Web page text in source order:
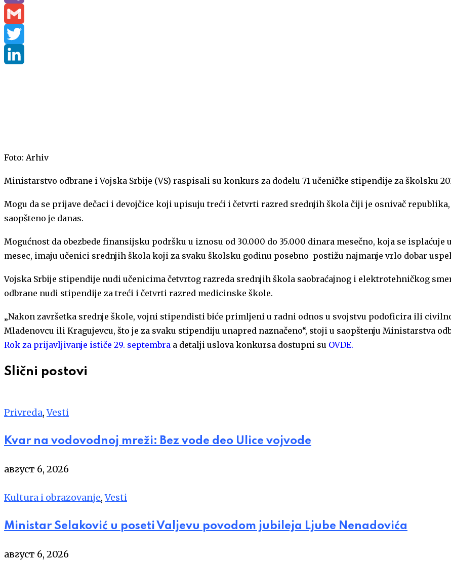
Viber
Gmail
Twitter
Foto: Arhiv
Ministarstvo odbrane i Vojska Srbije (VS) raspisali su konkurs za dodelu 71 učeničke stipendije za školsku
Mogu da se prijave dečaci i devojčice koji upisuju treći i četvrti razred srednjih škola čiji je osnivač
saopšteno je danas.
Mogućnost da obezbede finansijsku podršku u iznosu od 30.000 do 35.000 dinara mesečno, koja se isplaćuje
mesec, imaju učenici srednjih škola koji za svaku školsku godinu posebno postižu najmanje vrlo dobar
Vojska Srbije stipendije nudi učenicima četvrtog razreda srednjih škola saobraćajnog i elektrotehničkog
odbrane nudi stipendije za treći i četvrti razred medicinske škole.
„Nakon završetka srednje škole, vojni stipendisti biće primljeni u radni odnos u svojstvu podoficira ili
Mladenovcu ili Kragujevcu, što je za svaku stipendiju unapred naznačeno“, stoji u saopštenju Ministarstva
Rok za prijavljivanje ističe 29. septembra a detalji uslova konkursa dostupni su OVDE.
Slični postovi
Privreda,Vesti
Kvar na vodovodnoj mreži: Bez vode deo Ulice vojvode
август 6, 2026
Kultura i obrazovanje,Vesti
Ministar Selaković u poseti Valjevu povodom jubileja Ljube Nenadovića
август 6, 2026